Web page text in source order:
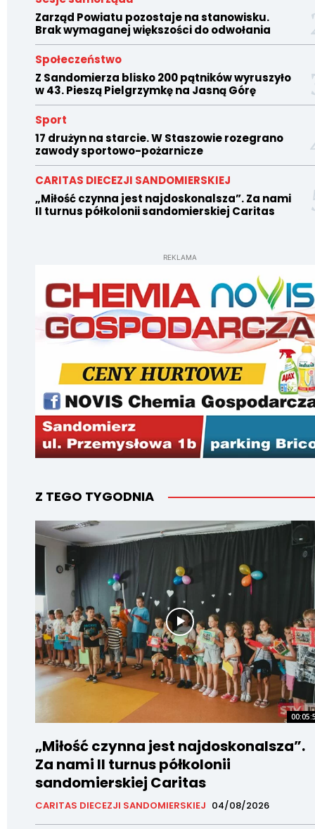
Zarząd Powiatu pozostaje na stanowisku.
Brak wymaganej większości do odwołania
Społeczeństwo
Z Sandomierza blisko 200 pątników wyruszyło
w 43. Pieszą Pielgrzymkę na Jasną Górę
Sport
17 drużyn na starcie. W Staszowie rozegrano
zawody sportowo-pożarnicze
CARITAS DIECEZJI SANDOMIERSKIEJ
„Miłość czynna jest najdoskonalsza”. Za nami
II turnus półkolonii sandomierskiej Caritas
REKLAMA
Z TEGO TYGODNIA
„Miłość czynna jest najdoskonalsza”.
Za nami II turnus półkolonii
sandomierskiej Caritas
CARITAS DIECEZJI SANDOMIERSKIEJ 04/08/2026